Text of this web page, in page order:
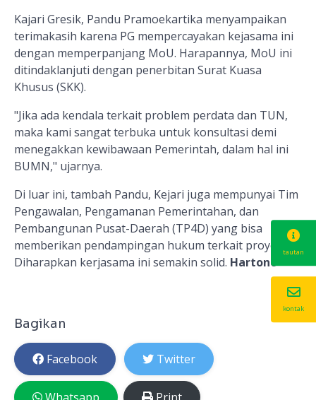
Kajari Gresik, Pandu Pramoekartika menyampaikan
terimakasih karena PG mempercayakan kejasama ini
dengan memperpanjang MoU. Harapannya, MoU ini
ditindaklanjuti dengan penerbitan Surat Kuasa
Khusus (SKK).
"Jika ada kendala terkait problem perdata dan TUN,
maka kami sangat terbuka untuk konsultasi demi
menegakkan kewibawaan Pemerintah, dalam hal ini
BUMN," ujarnya.
Di luar ini, tambah Pandu, Kejari juga mempunyai Tim
Pengawalan, Pengamanan Pemerintahan, dan
Pembangunan Pusat-Daerah (TP4D) yang bisa
memberikan pendampingan hukum terkait proyek.
Diharapkan kerjasama ini semakin solid. Hartono
Bagikan
Facebook Twitter
tautan
kontak